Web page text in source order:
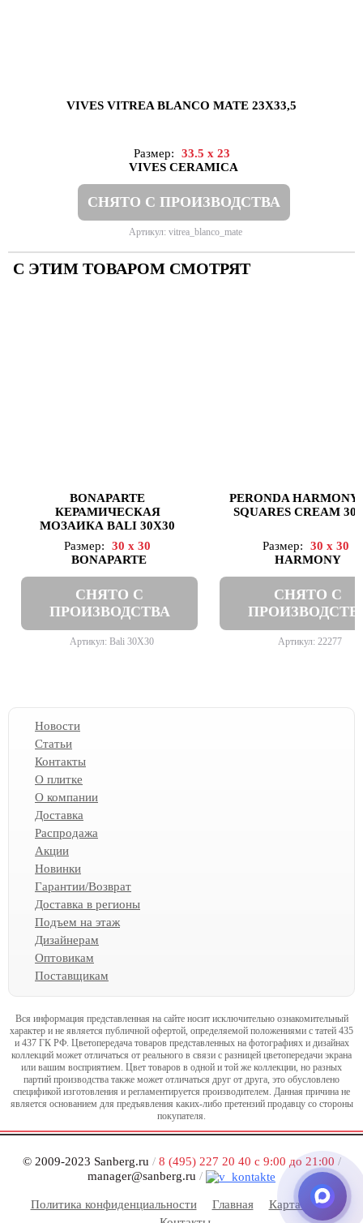
VIVES VITREA BLANCO MATE 23X33,5
Размер:
33.5 x 23
VIVES CERAMICA
СНЯТО С ПРОИЗВОДСТВА
Артикул: vitrea_blanco_mate
С ЭТИМ ТОВАРОМ СМОТРЯТ
BONAPARTE
КЕРАМИЧЕСКАЯ
МОЗАИКА BALI 30X30
Размер:
30 x 30
BONAPARTE
СНЯТО С
ПРОИЗВОДСТВА
Артикул: Bali 30X30
PERONDA HARMONY
SQUARES CREAM
Размер:
30 x 30
HARMONY
СНЯТО С
Артикул: 22277
Новости
Статьи
Контакты
О плитке
О компании
Доставка
Распродажа
Акции
Новинки
Гарантии/Возврат
Доставка в регионы
Подъем на этаж
Дизайнерам
Оптовикам
Поставщикам
Вся информация представленная на сайте носит исключительно ознакомительный
характер и не является публичной офертой, определяемой положениями с татей 435
и 437 ГК РФ. Цветопередача товаров представленных на фотографиях и дизайнах
коллекций может отличаться от реального в связи с разницей цветопередачи экрана
или вашим восприятием. Цвет товаров в одной и той же коллекции, но разных
партий производства также может отличаться друг от друга, это обусловлено
спецификой изготовления и регламентируется производителем. Данная причина не
является основанием для предъявления каких-либо претензий продавцу со стороны
покупателя.
© 2009-2023 Sanberg.ru / 8 (495) 227 20 40 с 9:00 до 21:00 /
manager@sanberg.ru /
Политика конфиденциальности Главная
Карта сайта